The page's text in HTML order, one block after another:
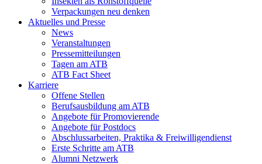
Verpackungen neu denken
Aktuelles und Presse
News
Veranstaltungen
Pressemitteilungen
Tagen am ATB
ATB Fact Sheet
Karriere
Offene Stellen
Berufsausbildung am ATB
Angebote für Promovierende
Angebote für Postdocs
Abschlussarbeiten, Praktika & Freiwilligendienst
Erste Schritte am ATB
Alumni Netzwerk